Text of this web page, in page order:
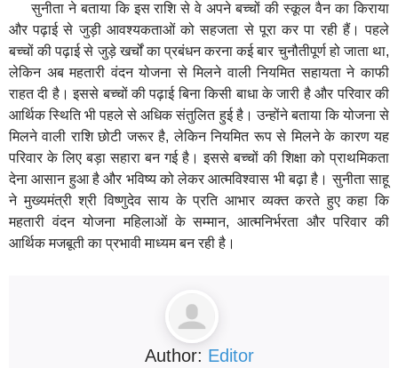
सुनीता ने बताया कि इस राशि से वे अपने बच्चों की स्कूल वैन का किराया
और पढ़ाई से जुड़ी आवश्यकताओं को सहजता से पूरा कर पा रही हैं। पहले
बच्चों की पढ़ाई से जुड़े खर्चों का प्रबंधन करना कई बार चुनौतीपूर्ण हो जाता था,
लेकिन अब महतारी वंदन योजना से मिलने वाली नियमित सहायता ने काफी
राहत दी है। इससे बच्चों की पढ़ाई बिना किसी बाधा के जारी है और परिवार की
आर्थिक स्थिति भी पहले से अधिक संतुलित हुई है। उन्होंने बताया कि योजना से
मिलने वाली राशि छोटी जरूर है, लेकिन नियमित रूप से मिलने के कारण यह
परिवार के लिए बड़ा सहारा बन गई है। इससे बच्चों की शिक्षा को प्राथमिकता
देना आसान हुआ है और भविष्य को लेकर आत्मविश्वास भी बढ़ा है। सुनीता साहू
ने मुख्यमंत्री श्री विष्णुदेव साय के प्रति आभार व्यक्त करते हुए कहा कि
महतारी वंदन योजना महिलाओं के सम्मान, आत्मनिर्भरता और परिवार की
आर्थिक मजबूती का प्रभावी माध्यम बन रही है।
Author: Editor